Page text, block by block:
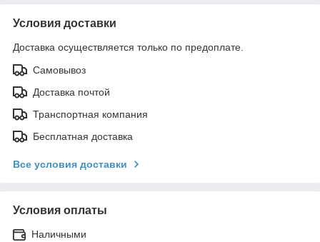
Условия доставки
Доставка осуществляется только по предоплате.
Самовывоз
Доставка почтой
Транспортная компания
Бесплатная доставка
Все условия доставки
Условия оплаты
Наличными